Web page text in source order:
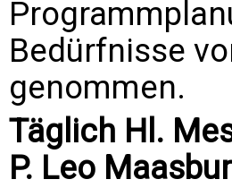
Bedürfnisse
genommen.
Täglich Hl.
P. Leo